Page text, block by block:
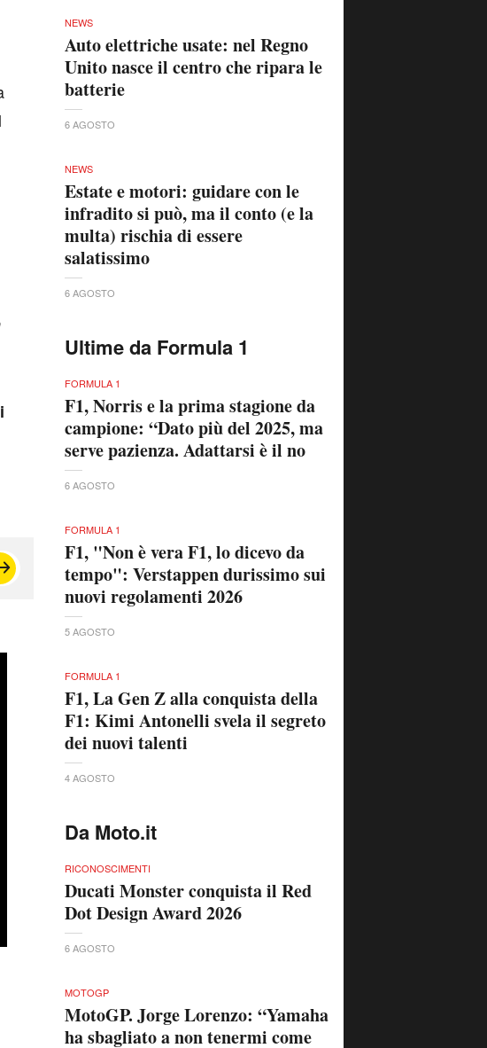
NEWS
Auto elettriche usate: nel Regno
Unito nasce il centro che ripara le
batterie
6 AGOSTO
NEWS
Estate e motori: guidare con le
infradito si può, ma il conto (e la
multa) rischia di essere
salatissimo
6 AGOSTO
Ultime da Formula 1
FORMULA 1
F1, Norris e la prima stagione da
campione: “Dato più del 2025, ma
serve pazienza. Adattarsi è il no
6 AGOSTO
FORMULA 1
F1, "Non è vera F1, lo dicevo da
tempo": Verstappen durissimo sui
nuovi regolamenti 2026
5 AGOSTO
FORMULA 1
F1, La Gen Z alla conquista della
F1: Kimi Antonelli svela il segreto
dei nuovi talenti
4 AGOSTO
Da Moto.it
RICONOSCIMENTI
Ducati Monster conquista il Red
Dot Design Award 2026
6 AGOSTO
MOTOGP
MotoGP. Jorge Lorenzo: “Yamaha
ha sbagliato a non tenermi come